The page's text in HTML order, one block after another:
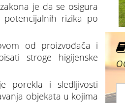
je da se osigura
rizika po
od proizvođača i
stroge higijenske
porekla i sledljivosti
objekata u kojima